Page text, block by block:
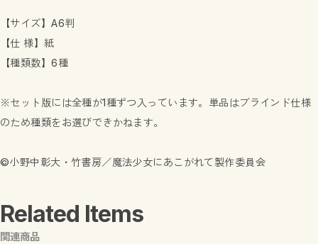
【サイズ】A6判
【仕 様】紙
【種類数】6種
※セット版には全種が1種ずつ入っています。単品はブラインド仕様
のため種類をお選びできかねます。
©小野中彰大・竹書房／魔法少女にあこがれて製作委員会
Related Items
関連商品